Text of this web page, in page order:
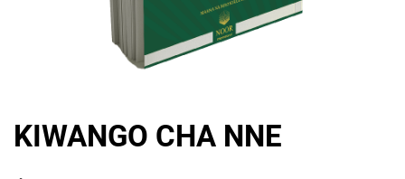
KIWANGO CHA NNE